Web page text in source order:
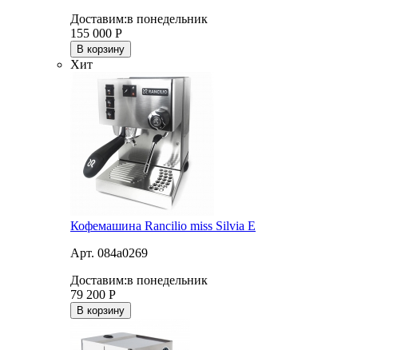
Доставим:в понедельник
155 000 Р
В корзину
Хит
Кофемашина Rancilio miss Silvia E
Арт. 084a0269
Доставим:в понедельник
79 200 Р
В корзину